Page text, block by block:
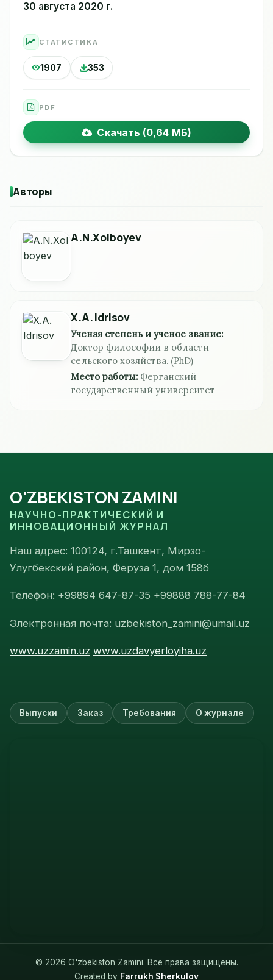
30 августа 2020 г.
СТАТИСТИКА
1907 353
PDF
Скачать (0,64 МБ)
Авторы
A.N.Xolboyev
X.A. Idrisov
Ученая степень и ученое звание:
Доктор философии в области
сельского хозяйства. (PhD)
Место работы: Ферганский
государственный университет
O'ZBEKISTON ZAMINI
НАУЧНО-ПРАКТИЧЕСКИЙ И
ИННОВАЦИОННЫЙ ЖУРНАЛ
Наш адрес: 100124, г.Ташкент, Мирзо-
Улугбекский район, Феруза 1, дом 158б
Телефон: +99894 647-87-35 +99888 788-77-84
Электронная почта: uzbekiston_zamini@umail.uz
www.uzzamin.uz www.uzdavyerloyiha.uz
Выпуски Заказ Требования О журнале
© 2026 O'zbekiston Zamini. Все права защищены.
Created by Farrukh Sherkulov